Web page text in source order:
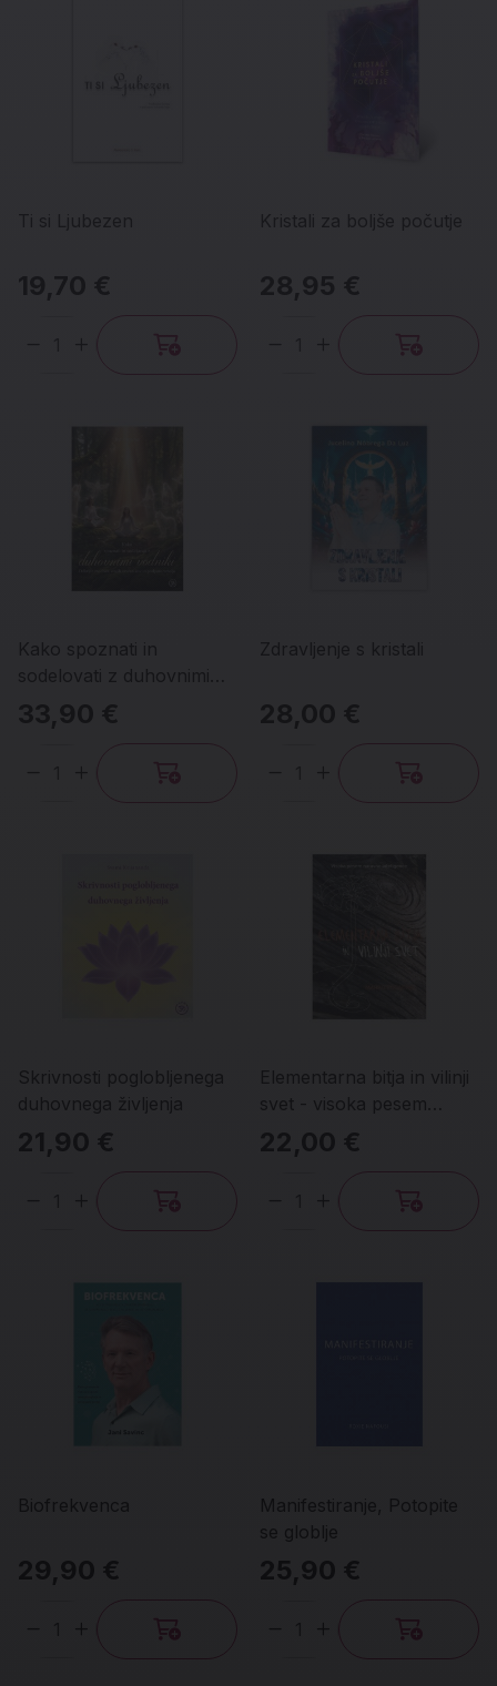
Ti si Ljubezen
19,70 €
Količina
Kristali za boljše počutje
28,95 €
Količina
Kako spoznati in
sodelovati z duhovnimi
vodniki
33,90 €
Zdravljenje s kristali
28,00 €
Skrivnosti poglobljenega
duhovnega življenja
21,90 €
Količina
Elementarna bitja in vilinji
svet - visoka pesem
naravne inteligence
22,00 €
Količina
Biofrekvenca
29,90 €
Količina
Manifestiranje, Potopite
se globlje
25,90 €
Količina